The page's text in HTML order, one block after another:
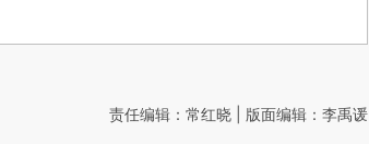
责任编辑：常红晓 | 版面编辑：李禹谖